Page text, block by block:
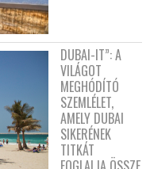
DUBAI-IT”: A
VILÁGOT
MEGHÓDÍTÓ
SZEMLÉLET,
AMELY DUBAI
SIKERÉNEK
TITKÁT